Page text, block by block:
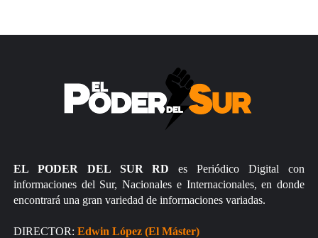
EL PODER DEL SUR RD es Periódico Digital con
informaciones del Sur, Nacionales e Internacionales, en donde
encontrará una gran variedad de informaciones variadas.
DIRECTOR: Edwin López (El Máster)